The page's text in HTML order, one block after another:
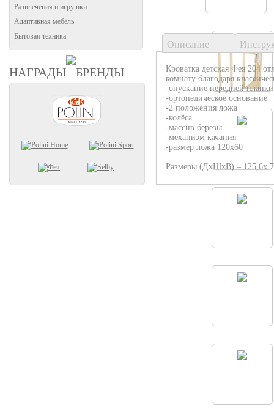
Развлечения и игрушки
Адаптивная мебель
Бытовая техника
НАГРАДЫ БРЕНДЫ
Описание
Кроватка детская Фея 204
комнату благодаря
-опускание передней планки
-ортопедическое основание
-2 положения ложа
-колёса
-массив березы
-механизм качания
-размер ложа 120х60
Размеры (ДхШхВ) – 125,6х